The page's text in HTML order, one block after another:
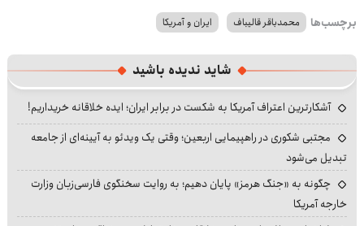
برچسب‌ها محمدباقر قالیباف ایران و آمریکا
شاید ندیده باشید
آشکارترین اعتراف آمریکا به شکست در برابر ایران؛ ایده خلاقانه خریداریم!
مجتبی شکوری در راهپیمایی اربعین؛ وقتی یک ویدئو به آیینه‌ای از جامعه
تبدیل می‌شود
چگونه به «جنگ هرمز» پایان دهیم؛ به روایت سخنگوی فارسی‌زبان وزارت
خارجه آمریکا